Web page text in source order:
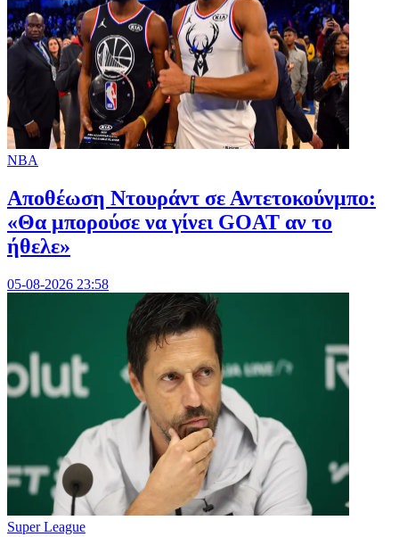
NBA
Αποθέωση Ντουράντ σε Αντετοκούνμπο:
«Θα μπορούσε να γίνει GOAT αν το
ήθελε»
05-08-2026 23:58
Super League